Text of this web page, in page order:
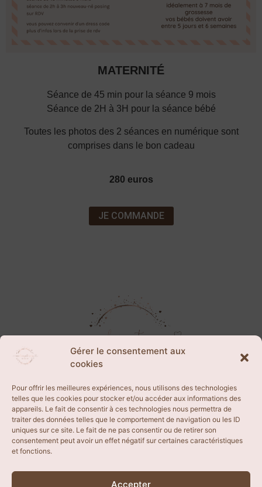
Gérer le consentement aux
cookies
Pour offrir les meilleures expériences, nous utilisons des technologies
telles que les cookies pour stocker et/ou accéder aux informations des
appareils. Le fait de consentir à ces technologies nous permettra de
traiter des données telles que le comportement de navigation ou les ID
uniques sur ce site. Le fait de ne pas consentir ou de retirer son
consentement peut avoir un effet négatif sur certaines caractéristiques
et fonctions.
Accepter
MATERNITÉ
Séance de 45 min pour la séance 9 mois
Séance de 2H à 3H pour la séance bébé
Toutes les photos des 2 séances en numérique sont
comprises dans le bon cadeau
280 euros
JE COMMANDE
CGV